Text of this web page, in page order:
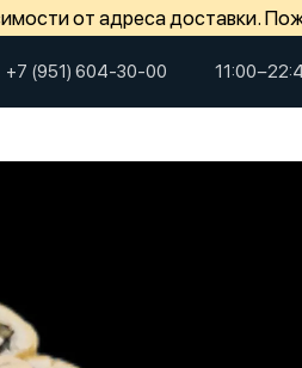
от адреса доставки.
+7 (951) 604-30-00